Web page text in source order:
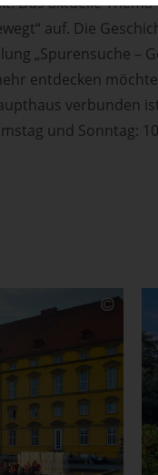
auf. Die
„Spurensuche –
entdecken
verbunden
und Sonntag: